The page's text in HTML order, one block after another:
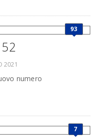
93
2021
numero
7